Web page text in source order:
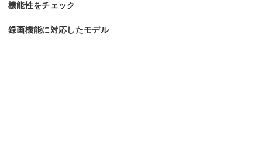
機能性をチェック
録画機能に対応したモデル